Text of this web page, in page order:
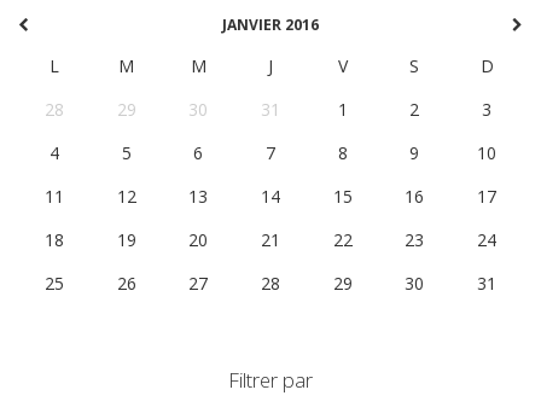
JANVIER 2016
L M M J V S
D
28
29 30 31 1 2
3
4
5 6 7 8 9
10
11
12 13 14 15 16
17
18
19 20 21 22 23
24
25
26 27 28 29 30 31
Filtrer par